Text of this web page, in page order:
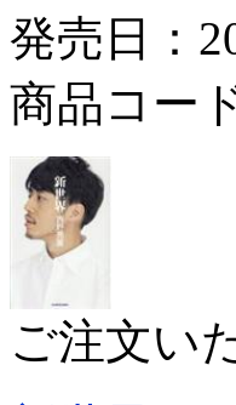
発売日：
商品コー
ご注文い